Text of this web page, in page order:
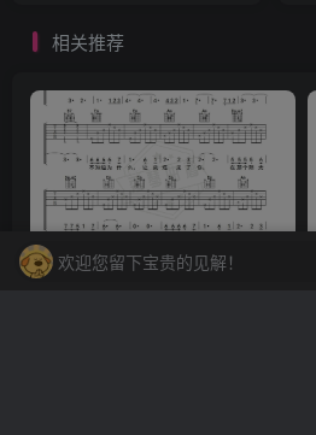
相关推荐
欢迎您留下宝贵的见解！